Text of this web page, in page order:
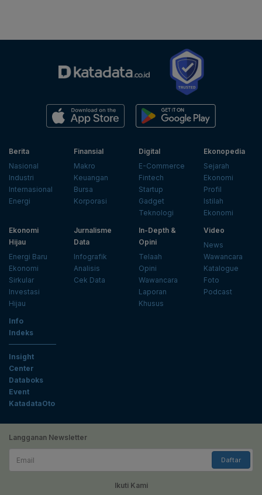
Berita
Nasional
Industri
Internasional
Energi
Finansial
Makro
Keuangan
Bursa
Korporasi
Digital
E-Commerce
Fintech
Startup
Gadget
Teknologi
Ekonopedia
Sejarah
Ekonomi
Profil
Istilah
Ekonomi
Ekonomi
Hijau
Energi Baru
Ekonomi
Sirkular
Investasi
Hijau
Jurnalisme
Data
Infografik
Analisis
Cek Data
In-Depth &
Opini
Telaah
Opini
Wawancara
Laporan
Khusus
Video
News
Wawancara
Katalogue
Foto
Podcast
Info
Indeks
Insight
Center
Databoks
Event
KatadataOto
Langganan Newsletter
Daftar
Ikuti Kami